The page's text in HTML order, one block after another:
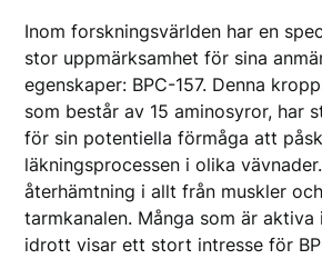
Inom forskningsvärlden har en
stor uppmärksamhet för sina
egenskaper: BPC-157. Denna
som består av 15 aminosyror, har
för sin potentiella förmåga att
läkningsprocessen i olika
återhämtning i allt från muskler
tarmkanalen. Många som är
idrott visar ett stort intresse för